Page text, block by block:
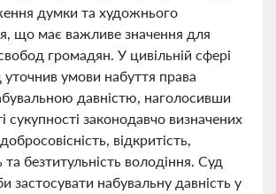
думки та художнього
що має важливе значення для
громадян. У цивільній сфері
умови набуття права
давністю, наголосивши
сукупності законодавчо визначених
відкритість,
та безтитульність володіння. Суд
застосувати набувальну давність у